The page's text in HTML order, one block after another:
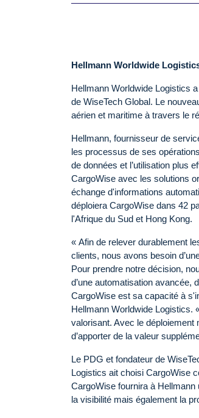
Hellmann Worldwide
Hellmann Worldwide Logistics
de WiseTech Global. Le
aérien et maritime à travers le
Hellmann, fournisseur de
les processus de ses
de données et l’utilisation plus
CargoWise avec les solutions
échange d'informations
déploiera CargoWise dans 42
l'Afrique du Sud et Hong Kong.
« Afin de relever durablement
clients, nous avons besoin
Pour prendre notre décision,
d’une automatisation avancée,
CargoWise est sa capacité à
Hellmann Worldwide Logistics.
valorisant. Avec le déploiement
d’apporter de la valeur
Le PDG et fondateur de
Logistics ait choisi CargoWise
CargoWise fournira à
la visibilité mais également la